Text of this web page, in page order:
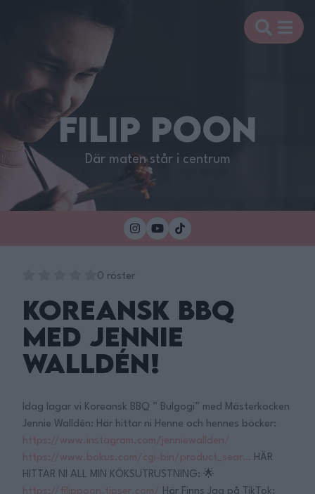
FILIP POON
Där maten står i centrum
0 röster
Koreansk BBQ
med Jennie
Walldén!
Idag lagar vi Koreansk BBQ ” Bulgogi” med Mästerkocken
Jennie Walldén: Här hittar ni Henne och hennes böcker:
https://www.instagram.com/jenniewallden/
https://www.bokus.com/cgi-bin/product_sear… HÄR
HITTAR NI ALL MIN KÖKSUTRUSTNING: 🌟
https://filippoon.tipser.com/ Här Finns Jag på TikTok: